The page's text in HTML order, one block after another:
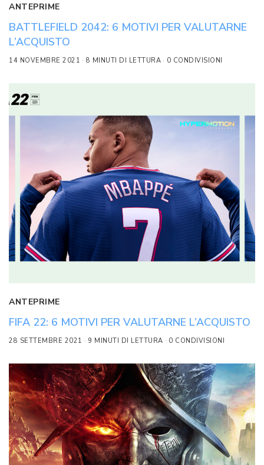
ANTEPRIME
BATTLEFIELD 2042: 6 MOTIVI PER VALUTARNE
L’ACQUISTO
14 NOVEMBRE 2021 8 MINUTI DI LETTURA 0 CONDIVISIONI
ANTEPRIME
FIFA 22: 6 MOTIVI PER VALUTARNE L’ACQUISTO
28 SETTEMBRE 2021 9 MINUTI DI LETTURA 0 CONDIVISIONI